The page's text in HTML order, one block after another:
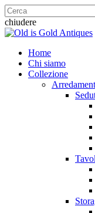
Skip
to
main
chiudere
Chiudi
cerca
Menu
Home
Chi siamo
Collezione